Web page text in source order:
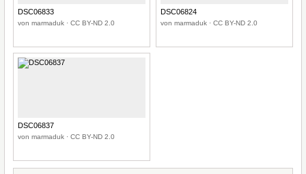
DSC06833
von marmaduk · CC BY-ND 2.0
DSC06824
von marmaduk · CC BY-ND 2.0
DSC06837
von marmaduk · CC BY-ND 2.0